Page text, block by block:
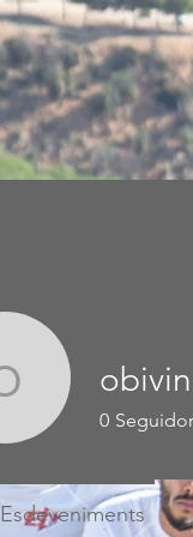
0
Esdeveniments